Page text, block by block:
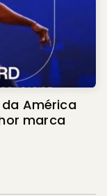
da América
marca